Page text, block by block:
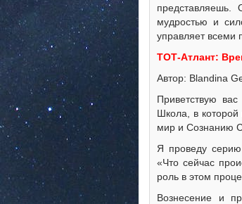
представляешь.
мудростью и
управляет всеми
ТОТ-Атлант:
Автор: Blandina
Приветствую
Школа, в
мир и Сознанию
Я проведу
«Что сейчас
роль в этом
Вознесение и